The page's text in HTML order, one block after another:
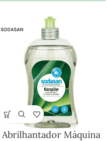
SODASAN
Abrilhantador Máquina